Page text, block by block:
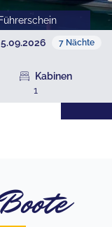
7 Nächte
Kabinen
1